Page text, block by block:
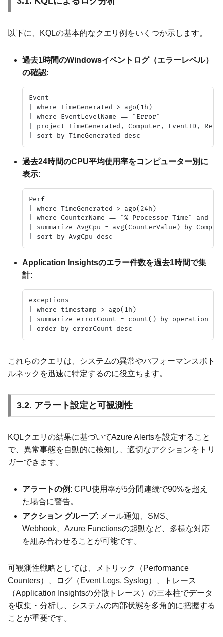
以下に、KQLの基本的なクエリ例をいくつか示します。
過去1時間のWindowsイベントログ（エラーレベル）
の確認:
Event
| where TimeGenerated > ago(1h)
| where EventLevelName == "Error"
| project TimeGenerated, Computer, EventID,
過去24時間のCPU平均使用率をコンピューター別に
表示:
Perf
| where TimeGenerated > ago(24h)
| where CounterName == "% Processor Time" and
| summarize AvgCpu = avg(CounterValue) by
Application Insightsのエラー件数を過去1時間で集
計:
exceptions
| where timestamp > ago(1h)
| summarize errorCount = count() by
これらのクエリは、システムの異常やパフォーマンスボト
ルネックを迅速に特定するのに役立ちます。
3.2. アラート設定と可観測性
KQLクエリの結果に基づいてAzure Alertsを設定すること
で、異常事態を自動的に検知し、適切なアクションをトリ
ガーできます。
アラートの例 : CPU使用率が5分間連続で90%を超え
た場合に警告。
アクション グループ: メール通知、SMS、
Webhook、Azure Functionsの起動など、多様な対応
を組み合わせることが可能です。
可観測性戦略としては、メトリック（Performance
Counters）、ログ（Event Logs, Syslog）、トレース
（Application Insightsの分散トレース）の三本柱でデータ
を収集・分析し、システムの内部状態を多角的に把握する
ことが重要です。